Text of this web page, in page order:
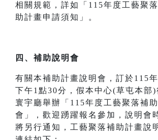
相關規範，詳如「115年度工藝聚
助計畫申請須知」。
四、補助說明會
有關本補助計畫說明會，訂於115
下午1點30分，假本中心(草屯本部
寰宇廳舉辦「115年度工藝聚落補
會」，歡迎踴躍報名參加，說明會
將另行通知，工藝聚落補助計畫說